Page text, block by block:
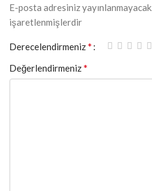
E-posta adresiniz yayınlanmayacak.
işaretlenmişlerdir
Derecelendirmeniz*
Değerlendirmeniz*